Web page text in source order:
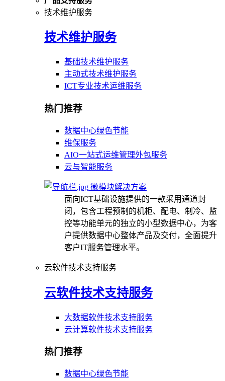
技术维护服务
技术维护服务
基础技术维护服务
主动式技术维护服务
ICT专业技术运维服务
热门推荐
数据中心绿色节能
维保服务
AIO一站式运维管理外包服务
云与智能服务
微模块解决方案
面向ICT基础设施提供的一款采用通道封
闭，包含工程预制的机柜、配电、制冷、监
控等功能单元的独立的小型数据中心，为客
户提供数据中心整体产品及交付，全面提升
客户IT服务管理水平。
云软件技术支持服务
云软件技术支持服务
大数据软件技术支持服务
云计算软件技术支持服务
热门推荐
数据中心绿色节能